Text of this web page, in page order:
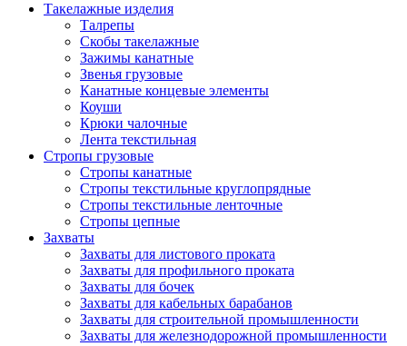
Такелажные изделия
Талрепы
Скобы такелажные
Зажимы канатные
Звенья грузовые
Канатные концевые элементы
Коуши
Крюки чалочные
Лента текстильная
Стропы грузовые
Стропы канатные
Стропы текстильные круглопрядные
Стропы текстильные ленточные
Стропы цепные
Захваты
Захваты для листового проката
Захваты для профильного проката
Захваты для бочек
Захваты для кабельных барабанов
Захваты для строительной промышленности
Захваты для железнодорожной промышленности